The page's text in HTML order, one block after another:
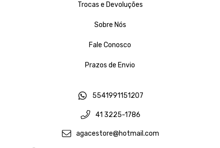
Trocas e Devoluções
Sobre Nós
Fale Conosco
Prazos de Envio
5541991151207
41 3225-1786
agacestore@hotmail.com